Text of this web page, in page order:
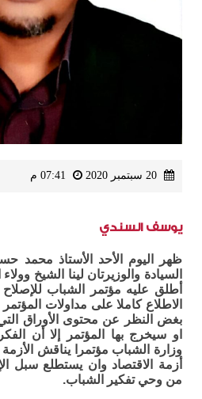
يوسف السندي
ظهر اليوم الأحد الأستاذ
السيادة والوزيرتان لينا الشيخ
أطلق عليه مؤتمر الشباب
الاطلاع كاملا على مداولات
بغض النظر عن محتوى الأوراق
او سيخرج بها المؤتمر إلا أن
وزارة الشباب مؤتمرا يناقش الأزمة
أزمة الاقتصاد وان يستطلع سبل
من وحي تفكير الشباب.